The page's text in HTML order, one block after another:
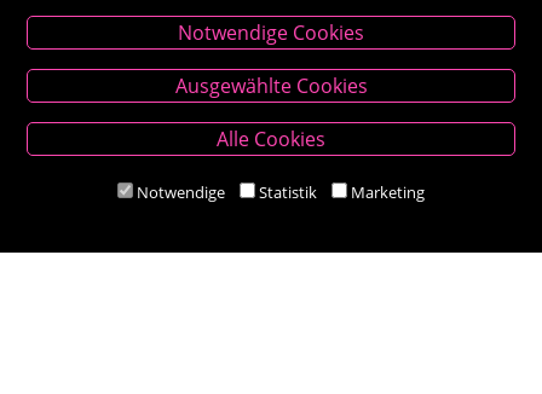
Kontakt
Besold Buch-Papier
Hauptplatz 14, 9300 St. Veit an der Glan
M:bestellung@besold.at
Notwendige Cookies
Ausgewählte Cookies
Alle Cookies
Notwendige Statistik Marketing